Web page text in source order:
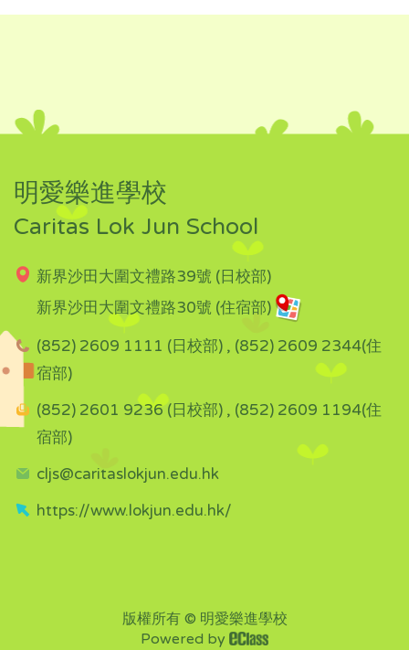
明愛樂進學校
Caritas Lok Jun School
新界沙田大圍文禮路39號 (日校部)
新界沙田大圍文禮路30號 (住宿部)
(852) 2609 1111 (日校部) , (852) 2609 2344(住
宿部)
(852) 2601 9236 (日校部) , (852) 2609 1194(住
宿部)
cljs@caritaslokjun.edu.hk
https://www.lokjun.edu.hk/
版權所有 © 明愛樂進學校
Powered by